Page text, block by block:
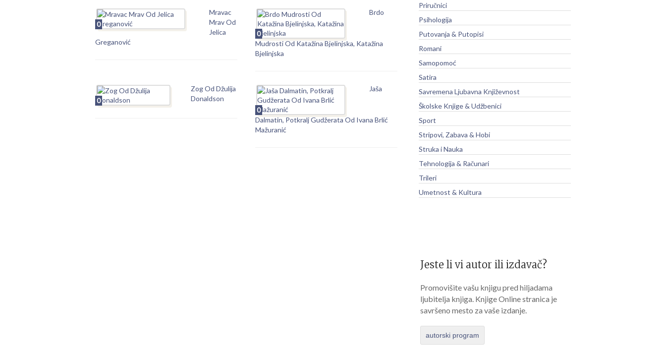
0
Mravac
Mrav Od
Jelica
Greganović
0
Brdo
Mudrosti Od Katažina Bjelinjska, Katažina
Bjelinjska
0
Zog Od Džulija
Donaldson
0
Jaša
Dalmatin, Potkralj Gudžerata Od Ivana Brlić
Mažuranić
Priručnici
Psihologija
Putovanja & Putopisi
Romani
Samopomoć
Satira
Savremena Ljubavna Književnost
Školske Knjige & Udžbenici
Sport
Stripovi, Zabava & Hobi
Struka i Nauka
Tehnologija & Računari
Trileri
Umetnost & Kultura
Jeste li vi autor ili izdavač?
Promovišite vašu knjigu pred hiljadama
ljubitelja knjiga. Knjige Online stranica je
savršeno mesto za vaše izdanje.
autorski program